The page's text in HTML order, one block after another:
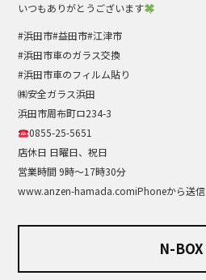
いつもありがとうございます
#浜田市#益田市#江津市
#浜田市車のガラス交換
#浜田市車のフィルム貼り
㈱安全ガラス浜田
浜田市周布町ロ234-3
0855-25-5651
店休日 日曜日、祝日
営業時間 9時～17時30分
www.anzen-hamada.comiPhoneから送信
N-BOX